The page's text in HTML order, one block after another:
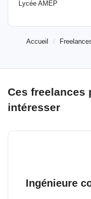
Lycée AMEP
Accueil
Ces freelances
intéresser
Ingénieure